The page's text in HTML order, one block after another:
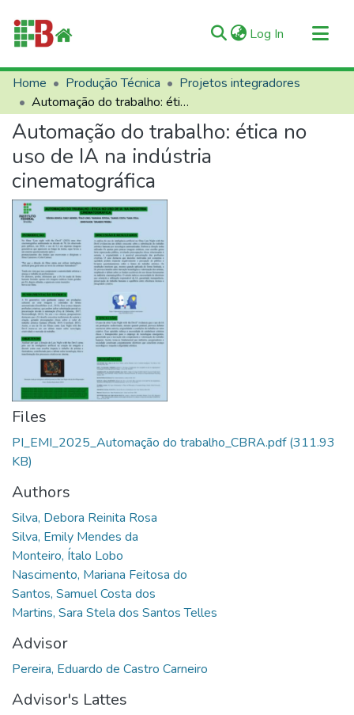
Log In (current)
Communities & Collections
All of RIIFB
Manuals and Terms
Statistics
About RIIFB
Help
Contacts
Home Produção Técnica
Projetos integradores
Automação do trabalho: ética no uso de IA na indústria cinematográfica
Automação do trabalho: ética no
uso de IA na indústria
cinematográfica
Files
PI_EMI_2025_Automação do trabalho_CBRA.pdf(311.93
KB)
Authors
Silva, Debora Reinita Rosa
Silva, Emily Mendes da
Monteiro, Ítalo Lobo
Nascimento, Mariana Feitosa do
Santos, Samuel Costa dos
Martins, Sara Stela dos Santos Telles
Advisor
Pereira, Eduardo de Castro Carneiro
Advisor's Lattes